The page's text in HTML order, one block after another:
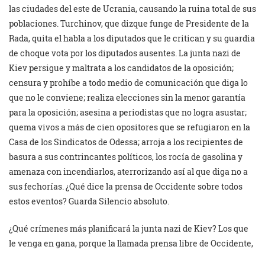
las ciudades del este de Ucrania, causando la ruina total de sus
poblaciones. Turchinov, que dizque funge de Presidente de la
Rada, quita el habla a los diputados que le critican y su guardia
de choque vota por los diputados ausentes. La junta nazi de
Kiev persigue y maltrata a los candidatos de la oposición;
censura y prohíbe a todo medio de comunicación que diga lo
que no le conviene; realiza elecciones sin la menor garantía
para la oposición; asesina a periodistas que no logra asustar;
quema vivos a más de cien opositores que se refugiaron en la
Casa de los Sindicatos de Odessa; arroja a los recipientes de
basura a sus contrincantes políticos, los rocía de gasolina y
amenaza con incendiarlos, aterrorizando así al que diga no a
sus fechorías. ¿Qué dice la prensa de Occidente sobre todos
estos eventos? Guarda Silencio absoluto.
¿Qué crímenes más planificará la junta nazi de Kiev? Los que
le venga en gana, porque la llamada prensa libre de Occidente,